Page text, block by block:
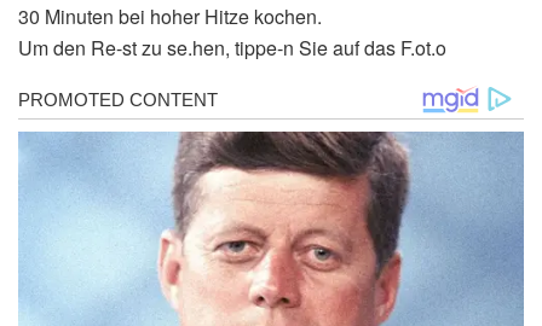
30 Minuten bei hoher Hitze kochen.
Um den Re-st zu se.hen, tippe-n Sie auf das F.ot.o